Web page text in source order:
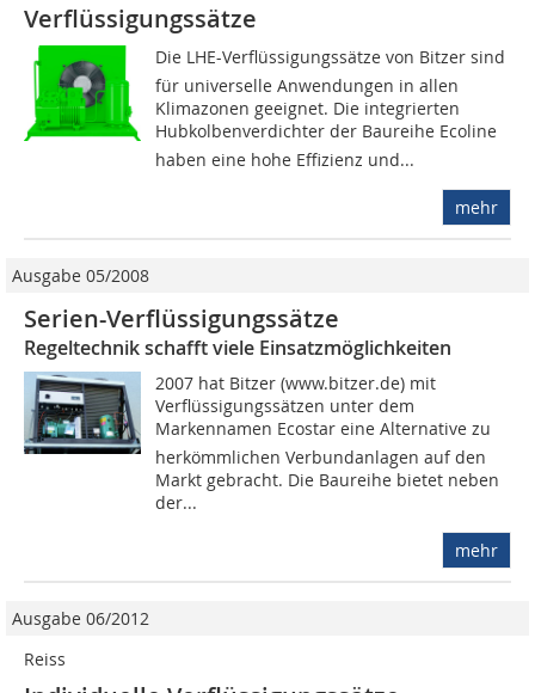
Verflüssigungssätze
Die LHE-Verflüssigungssätze von Bitzer sind
für universelle Anwendungen in allen
Klimazonen geeignet. Die integrierten
Hubkolbenverdichter der Baureihe Ecoline
haben eine hohe Effizienz und...
mehr
Ausgabe 05/2008
Serien-Verflüssigungssätze
Regeltechnik schafft viele Einsatzmöglichkeiten
2007 hat Bitzer (www.bitzer.de) mit
Verflüssigungssätzen unter dem
Markennamen Ecostar eine Alternative zu
herkömmlichen Verbundanlagen auf den
Markt gebracht. Die Baureihe bietet neben
der...
mehr
Ausgabe 06/2012
Reiss